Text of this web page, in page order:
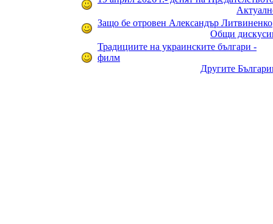
Защо бе отровен Александър Литвиненко
Общи
Традициите на украинските българи -
филм
Другите